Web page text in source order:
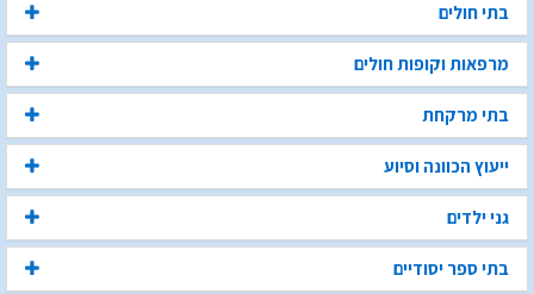
בתי חולים
מרפאות וקופות חולים
בתי מרקחת
ייעוץ הכוונה וסיוע
גני ילדים
בתי ספר יסודיים